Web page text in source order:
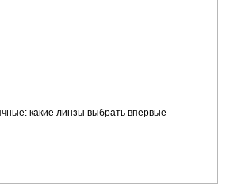
какие линзы выбрать впервые